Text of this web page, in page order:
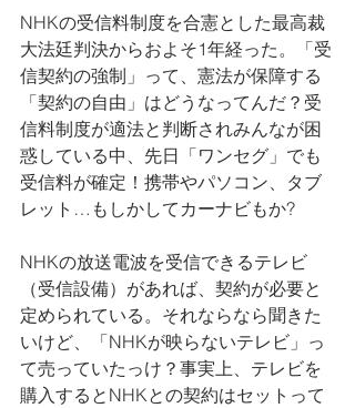
NHKの受信料制度を合憲とした最高裁
大法廷判決からおよそ1年経った。「受
信契約の強制」って、憲法が保障する
「契約の自由」はどうなってんだ？受
信料制度が適法と判断されみんなが困
惑している中、先日「ワンセグ」でも
受信料が確定！携帯やパソコン、タブ
レット…もしかしてカーナビもか?
NHKの放送電波を受信できるテレビ
（受信設備）があれば、契約が必要と
定められている。それならなら聞きた
いけど、「NHKが映らないテレビ」っ
て売っていたっけ？事実上、テレビを
購入するとNHKとの契約はセットって